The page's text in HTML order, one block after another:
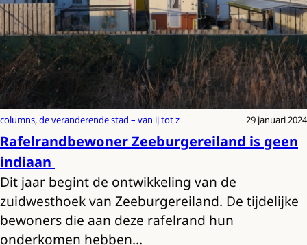
columns, de veranderende stad – van ij tot z 29 januari 2024
Rafelrandbewoner Zeeburgereiland is geen
indiaan
Dit jaar begint de ontwikkeling van de
zuidwesthoek van Zeeburgereiland. De tijdelijke
bewoners die aan deze rafelrand hun
onderkomen hebben…